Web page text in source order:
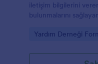
iletişim bilgilerini
bulunmalarını
almayı kabul
Go to Category:
Yardım Derneği